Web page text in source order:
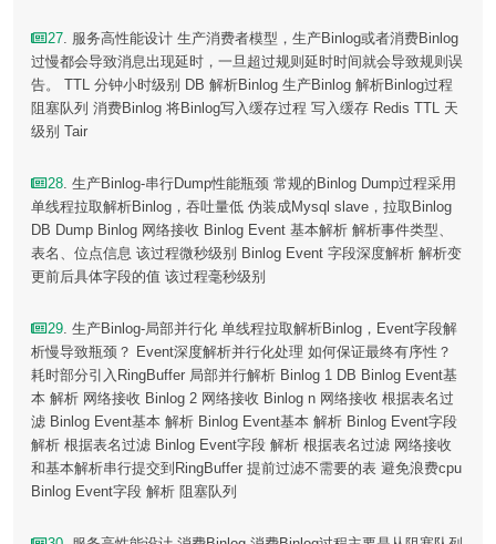
27. 服务高性能设计 生产消费者模型，生产Binlog或者消费Binlog
过慢都会导致消息出现延时，一旦超过规则延时时间就会导致规则误
告。 TTL 分钟小时级别 DB 解析Binlog 生产Binlog 解析Binlog过程
阻塞队列 消费Binlog 将Binlog写入缓存过程 写入缓存 Redis TTL 天
级别 Tair
28. 生产Binlog-串行Dump性能瓶颈 常规的Binlog Dump过程采用
单线程拉取解析Binlog，吞吐量低 伪装成Mysql slave，拉取Binlog
DB Dump Binlog 网络接收 Binlog Event 基本解析 解析事件类型、
表名、位点信息 该过程微秒级别 Binlog Event 字段深度解析 解析变
更前后具体字段的值 该过程毫秒级别
29. 生产Binlog-局部并行化 单线程拉取解析Binlog，Event字段解
析慢导致瓶颈？ Event深度解析并行化处理 如何保证最终有序性？
耗时部分引入RingBuffer 局部并行解析 Binlog 1 DB Binlog Event基
本 解析 网络接收 Binlog 2 网络接收 Binlog n 网络接收 根据表名过
滤 Binlog Event基本 解析 Binlog Event基本 解析 Binlog Event字段
解析 根据表名过滤 Binlog Event字段 解析 根据表名过滤 网络接收
和基本解析串行提交到RingBuffer 提前过滤不需要的表 避免浪费cpu
Binlog Event字段 解析 阻塞队列